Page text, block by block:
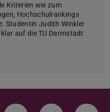
Kriterien wie zum
Hochschulrankings
Studentin Judith Winkler
auf die TU Darmstadt